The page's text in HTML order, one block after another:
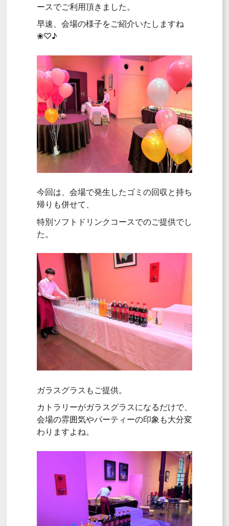
ースでご利用頂きました。
早速、会場の様子をご紹介いたしますね
❀♡♪
今回は、会場で発生したゴミの回収と持ち
帰りも併せて、
特別ソフトドリンクコースでのご提供でし
た。
ガラスグラスもご提供。
カトラリーがガラスグラスになるだけで、
会場の雰囲気やパーティーの印象も大分変
わりますよね。